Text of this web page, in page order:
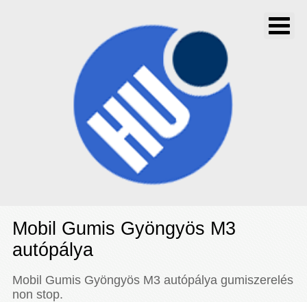
Mobil Gumis Gyöngyös M3
autópálya
Mobil Gumis Gyöngyös M3 autópálya gumiszerelés
non stop.